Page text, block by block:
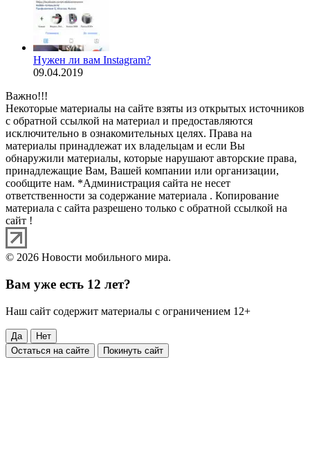
Нужен ли вам Instagram?
09.04.2019
Важно!!!
Некоторые материалы на сайте взяты из открытых источников
с обратной ссылкой на материал и предоставляются
исключительно в ознакомительных целях. Права на
материалы принадлежат их владельцам и если Вы
обнаружили материалы, которые нарушают авторские права,
принадлежащие Вам, Вашей компании или организации,
сообщите нам. *Администрация сайта не несет
ответственности за содержание материала . Копирование
материала с сайта разрешено только с обратной ссылкой на
сайт !
© 2026 Новости мобильного мира.
Вам уже есть 12 лет?
Наш сайт содержит материалы с ограничением 12+
Да
Нет
Остаться на сайте
Покинуть сайт